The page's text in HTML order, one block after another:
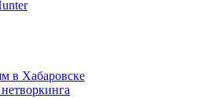
в Хабаровске